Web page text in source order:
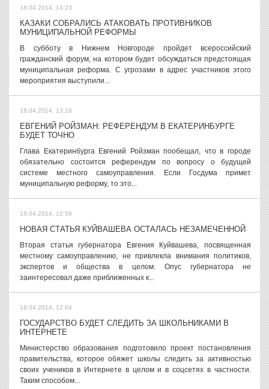
18.04.2014, 14:23
КАЗАКИ СОБРАЛИСЬ АТАКОВАТЬ ПРОТИВНИКОВ
МУНИЦИПАЛЬНОЙ РЕФОРМЫ
В субботу в Нижнем Новгороде пройдет всероссийский
гражданский форум, на котором будет обсуждаться предстоящая
муниципальная реформа. С угрозами в адрес участников этого
мероприятия выступили...
18.04.2014, 13:18
ЕВГЕНИЙ РОЙЗМАН: РЕФЕРЕНДУМ В ЕКАТЕРИНБУРГЕ
БУДЕТ ТОЧНО
Глава Екатеринбурга Евгений Ройзман пообещал, что в городе
обязательно состоится референдум по вопросу о будущей
системе местного самоуправления. Если Госдума примет
муниципальную реформу, то это...
18.04.2014, 12:56
НОВАЯ СТАТЬЯ КУЙВАШЕВА ОСТАЛАСЬ НЕЗАМЕЧЕННОЙ
Вторая статья губернатора Евгения Куйвашева, посвященная
местному самоуправлению, не привлекла внимания политиков,
экспертов и общества в целом. Опус губернатора не
заинтересовал даже приближенных к...
18.04.2014, 12:04
ГОСУДАРСТВО БУДЕТ СЛЕДИТЬ ЗА ШКОЛЬНИКАМИ В
ИНТЕРНЕТЕ
Министерство образования подготовило проект постановления
правительства, которое обяжет школы следить за активностью
своих учеников в Интернете в целом и в соцсетях в частности.
Таким способом...